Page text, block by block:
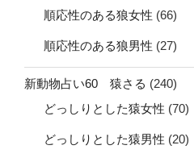
順応性のある狼女性 (66)
順応性のある狼男性 (27)
新動物占い60 猿さる (240)
どっしりとした猿女性 (70)
どっしりとした猿男性 (20)